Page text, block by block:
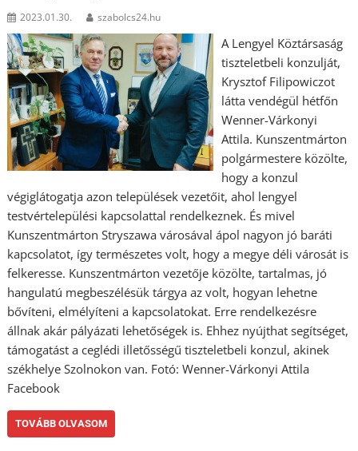
2023.01.30. szabolcs24.hu
A Lengyel Köztársaság
tiszteletbeli konzulját,
Krysztof Filipowiczot
látta vendégül hétfőn
Wenner-Várkonyi
Attila. Kunszentmárton
polgármestere közölte,
hogy a konzul
végiglátogatja azon települések vezetőit, ahol lengyel
testvértelepülési kapcsolattal rendelkeznek. És mivel
Kunszentmárton Stryszawa városával ápol nagyon jó baráti
kapcsolatot, így természetes volt, hogy a megye déli városát is
felkeresse. Kunszentmárton vezetője közölte, tartalmas, jó
hangulatú megbeszélésük tárgya az volt, hogyan lehetne
bővíteni, elmélyíteni a kapcsolatokat. Erre rendelkezésre
állnak akár pályázati lehetőségek is. Ehhez nyújthat segítséget,
támogatást a ceglédi illetősségű tiszteletbeli konzul, akinek
székhelye Szolnokon van. Fotó: Wenner-Várkonyi Attila
Facebook
TOVÁBB OLVASOM